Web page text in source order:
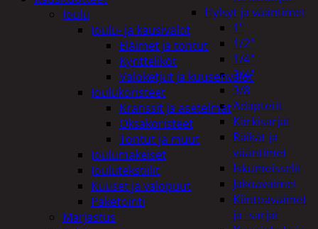
Hylsyt ja vääntimet
1"
1/2"
1/4"
3/4"
3/8
Adapterit
Kärkisarjat
Räikät ja
vääntimet
Iskumeisselit
Jakoavaimet
Kiintoavaimet
ja -sarjat
Joulu
Joulu- ja kausivalot
Eläimet ja tontut
Kyntteliköt
Valoketjut ja kuusenvalot
Joulukoristeet
Kranssit ja asetelmat
Oksakoristeet
Tontut ja muut
Joulumakeiset
Joulutekstiilit
Kuuset ja valopuut
Paketointi
Marjastus